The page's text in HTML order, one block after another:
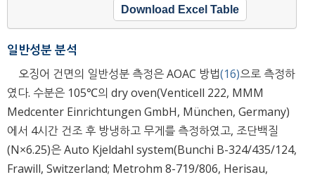
Download Excel Table
일반성분 분석
오징어 건면의 일반성분 측정은 AOAC 방법(16)으로 측정하
였다. 수분은 105℃의 dry oven(Venticell 222, MMM
Medcenter Einrichtungen GmbH, München, Germany)
에서 4시간 건조 후 방냉하고 무게를 측정하였고, 조단백질
(N×6.25)은 Auto Kjeldahl system(Bunchi B-324/435/124,
Frawill, Switzerland; Metrohm 8-719/806, Herisau,